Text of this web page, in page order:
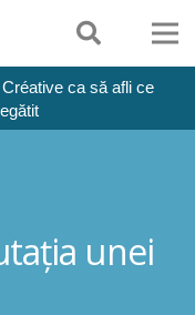
ca să afli ce
unei